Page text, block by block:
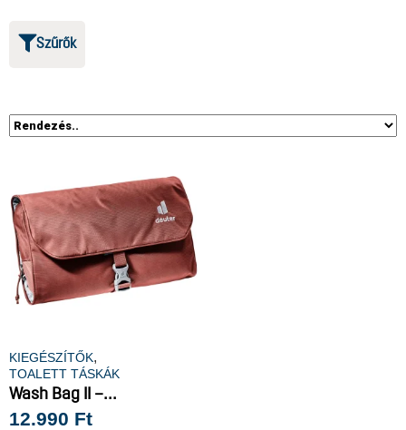
Szűrők
KIEGÉSZÍTŐK,
TOALETT TÁSKÁK
Wash Bag II –...
12.990 Ft